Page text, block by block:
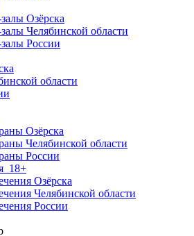
Озёрска
Челябинской области
России
области
Озёрска
Челябинской области
России
18+
Озёрска
Челябинской области
России